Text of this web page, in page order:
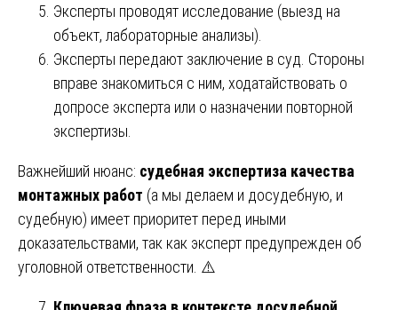
Эксперты проводят исследование (выезд на
объект, лабораторные анализы).
Эксперты передают заключение в суд. Стороны
вправе знакомиться с ним, ходатайствовать о
допросе эксперта или о назначении повторной
экспертизы.
Важнейший нюанс: судебная экспертиза качества
монтажных работ (а мы делаем и досудебную, и
судебную) имеет приоритет перед иными
доказательствами, так как эксперт предупрежден об
уголовной ответственности. ⚠️